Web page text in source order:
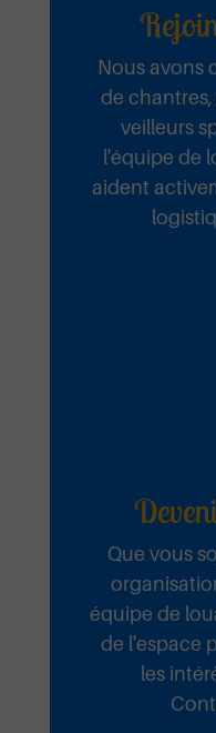
Nous avons
de
veilleurs
l'équipe de
aident
Que vous
équipe de
de l'espace
les